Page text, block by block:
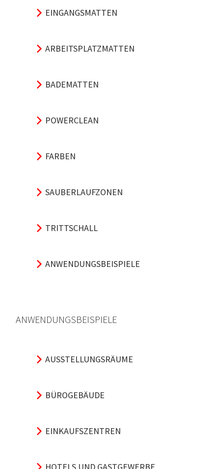
EINGANGSMATTEN
ARBEITSPLATZMATTEN
BADEMATTEN
POWERCLEAN
FARBEN
SAUBERLAUFZONEN
TRITTSCHALL
ANWENDUNGSBEISPIELE
ANWENDUNGSBEISPIELE
AUSSTELLUNGSRÄUME
BÜROGEBÄUDE
EINKAUFSZENTREN